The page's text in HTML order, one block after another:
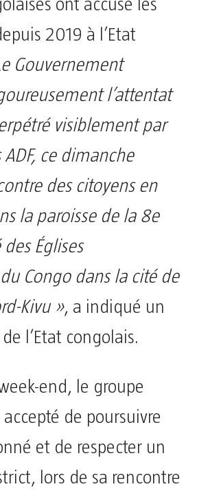
ont accusé les
2019 à l’Etat
Gouvernement
l’attentat
visiblement par
ce dimanche
des citoyens en
la paroisse de la 8e
Églises
Congo dans la cité de
Kivu », a indiqué un
l’Etat congolais.
end, le groupe
de poursuivre
et de respecter un
lors de sa rencontre